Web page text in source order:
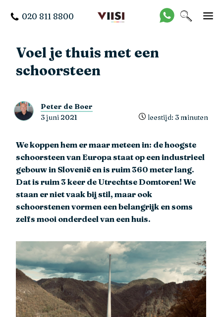
020 811 8800
Voel je thuis met een
schoorsteen
Peter de Boer
3 juni 2021
leestijd: 3 minuten
We koppen hem er maar meteen in: de hoogste
schoorsteen van Europa staat op een industrieel
gebouw in Slovenië en is ruim 360 meter lang.
Dat is ruim 3 keer de Utrechtse Domtoren! We
staan er niet vaak bij stil, maar ook
schoorstenen vormen een belangrijk en soms
zelfs mooi onderdeel van een huis.